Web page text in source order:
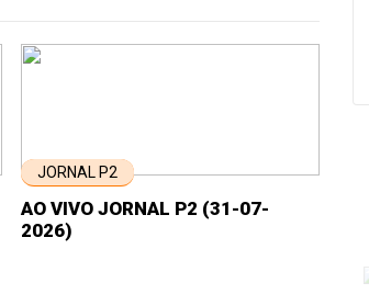
JORNAL P2
AO VIVO JORNAL P2 (31-07-
2026)